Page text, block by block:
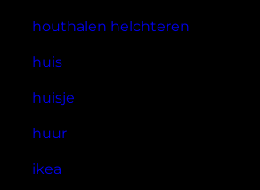
houthalen helchteren
huis
huisje
huur
ikea